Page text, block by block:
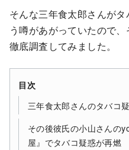
そんな三年食太郎さんが
う噂があがっていたので
徹底調査してみました。
目次
三年食太郎さんのタバコ
その後彼氏の小山さんの
屋』でタバコ疑惑が再燃